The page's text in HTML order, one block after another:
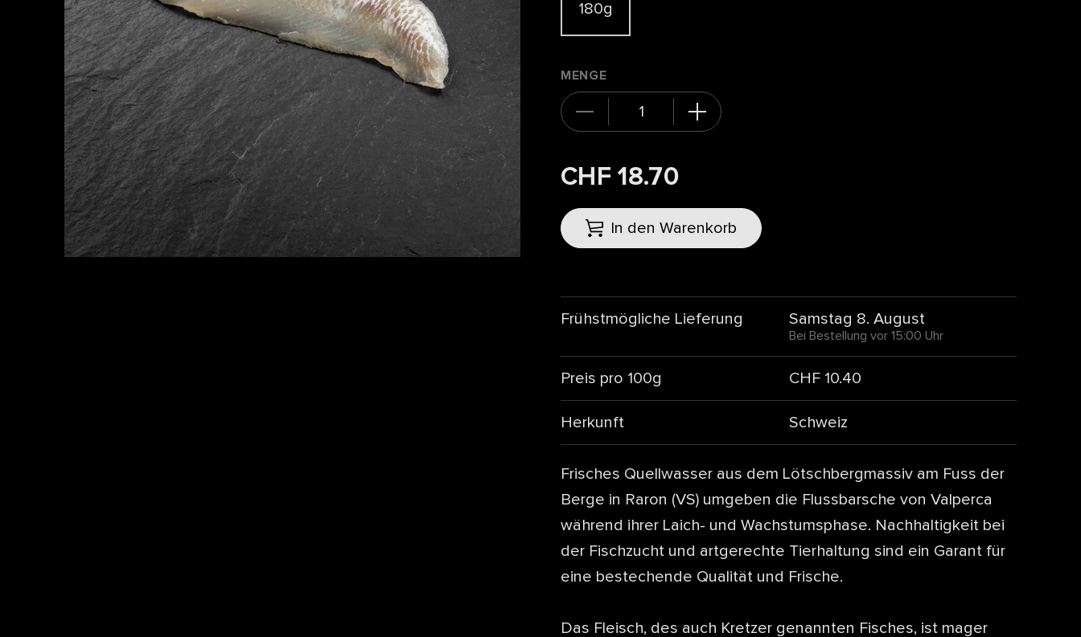
180g
MENGE
CHF 18.70
In den Warenkorb
Frühstmögliche Lieferung Samstag 8. August
Bei Bestellung vor 15:00 Uhr
Preis pro 100g CHF 10.40
Herkunft Schweiz
Frisches Quellwasser aus dem Lötschbergmassiv am Fuss der
Berge in Raron (VS) umgeben die Flussbarsche von Valperca
während ihrer Laich- und Wachstumsphase. Nachhaltigkeit bei
der Fischzucht und artgerechte Tierhaltung sind ein Garant für
eine bestechende Qualität und Frische.
Das Fleisch, des auch Kretzer genannten Fisches, ist mager